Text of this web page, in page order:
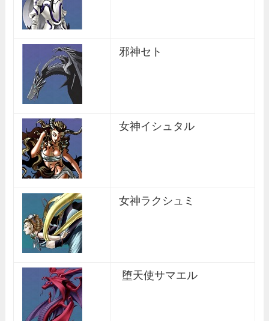
邪神セト
女神イシュタル
女神ラクシュミ
堕天使サマエル